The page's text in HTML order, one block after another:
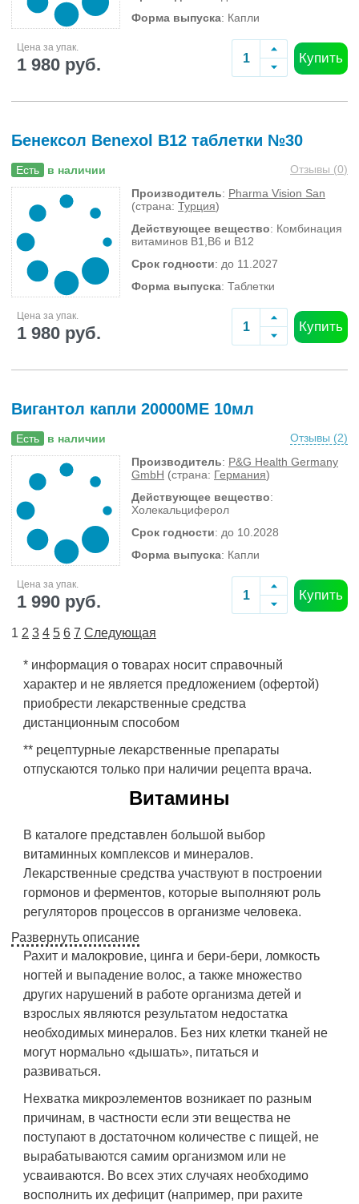
Форма выпуска: Капли
Цена за упак.
1 980 руб. Купить
Бенексол Benexol B12 таблетки №30
Есть в наличии Отзывы (0)
Производитель: Pharma Vision San
(страна: Турция)
Действующее вещество: Комбинация
витаминов B1,B6 и B12
Срок годности: до 11.2027
Форма выпуска: Таблетки
Цена за упак.
1 980 руб. Купить
Вигантол капли 20000МЕ 10мл
Есть в наличии Отзывы (2)
Производитель: P&G Health Germany
GmbH (страна: Германия)
Действующее вещество:
Холекальциферол
Срок годности: до 10.2028
Форма выпуска: Капли
Цена за упак.
1 990 руб. Купить
1 2 3 4 5 6 7 Следующая
* информация о товарах носит справочный
характер и не является предложением (офертой)
приобрести лекарственные средства
дистанционным способом
** рецептурные лекарственные препараты
отпускаются только при наличии рецепта врача.
Витамины
В каталоге представлен большой выбор
витаминных комплексов и минералов.
Лекарственные средства участвуют в построении
гормонов и ферментов, которые выполняют роль
регуляторов процессов в организме человека.
Развернуть описание
Рахит и малокровие, цинга и бери-бери, ломкость
ногтей и выпадение волос, а также множество
других нарушений в работе организма детей и
взрослых являются результатом недостатка
необходимых минералов. Без них клетки тканей не
могут нормально «дышать», питаться и
развиваться.
Нехватка микроэлементов возникает по разным
причинам, в частности если эти вещества не
поступают в достаточном количестве с пищей, не
вырабатываются самим организмом или не
усваиваются. Во всех этих случаях необходимо
восполнить их дефицит (например, при рахите